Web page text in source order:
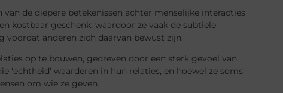
de diepere betekenissen achter menselijke interacties
kostbaar geschenk, waardoor ze vaak de subtiele
voordat anderen zich daarvan bewust zijn.
op te bouwen, gedreven door een sterk gevoel van
waarderen in hun relaties, en hoewel ze soms
om wie ze geven.